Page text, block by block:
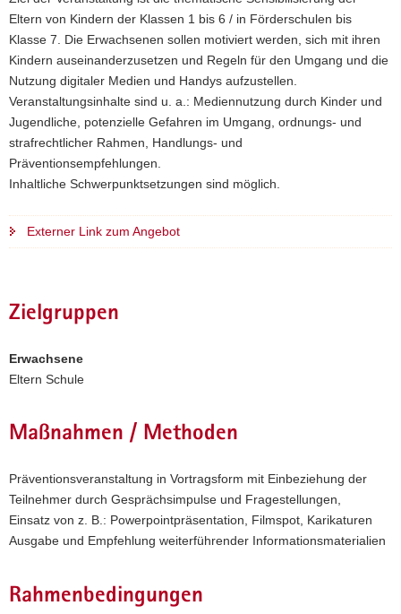
a
v
i
g
a
t
i
o
n
Eltern von Kindern der Klassen 1 bis 6 / in Förderschulen bis
Klasse 7. Die Erwachsenen sollen motiviert werden, sich mit ihren
Kindern auseinanderzusetzen und Regeln für den Umgang und die
Nutzung digitaler Medien und Handys aufzustellen.
Veranstaltungsinhalte sind u. a.: Mediennutzung durch Kinder und
Jugendliche, potenzielle Gefahren im Umgang, ordnungs- und
strafrechtlicher Rahmen, Handlungs- und
Präventionsempfehlungen.
Inhaltliche Schwerpunktsetzungen sind möglich.
Externer Link zum Angebot
Zielgruppen
Erwachsene
Eltern Schule
Maßnahmen / Methoden
Präventionsveranstaltung in Vortragsform mit Einbeziehung der
Teilnehmer durch Gesprächsimpulse und Fragestellungen,
Einsatz von z. B.: Powerpointpräsentation, Filmspot, Karikaturen
Ausgabe und Empfehlung weiterführender Informationsmaterialien
Rahmenbedingungen